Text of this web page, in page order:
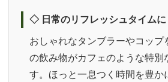
◇ 日常のリフレッシュタイムに
おしゃれなタンブラーやコップ
の飲み物がカフェのような特別
す。ほっと一息つく時間を豊か